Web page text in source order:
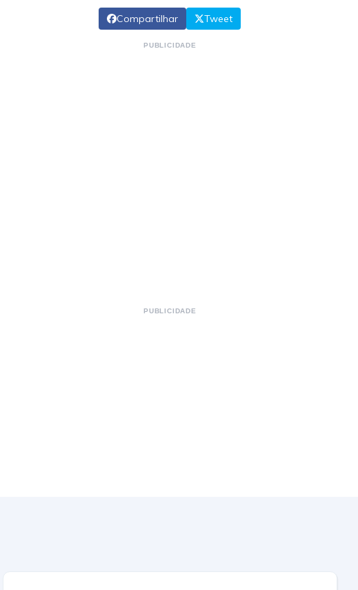
Compartilhar Tweet
PUBLICIDADE
PUBLICIDADE